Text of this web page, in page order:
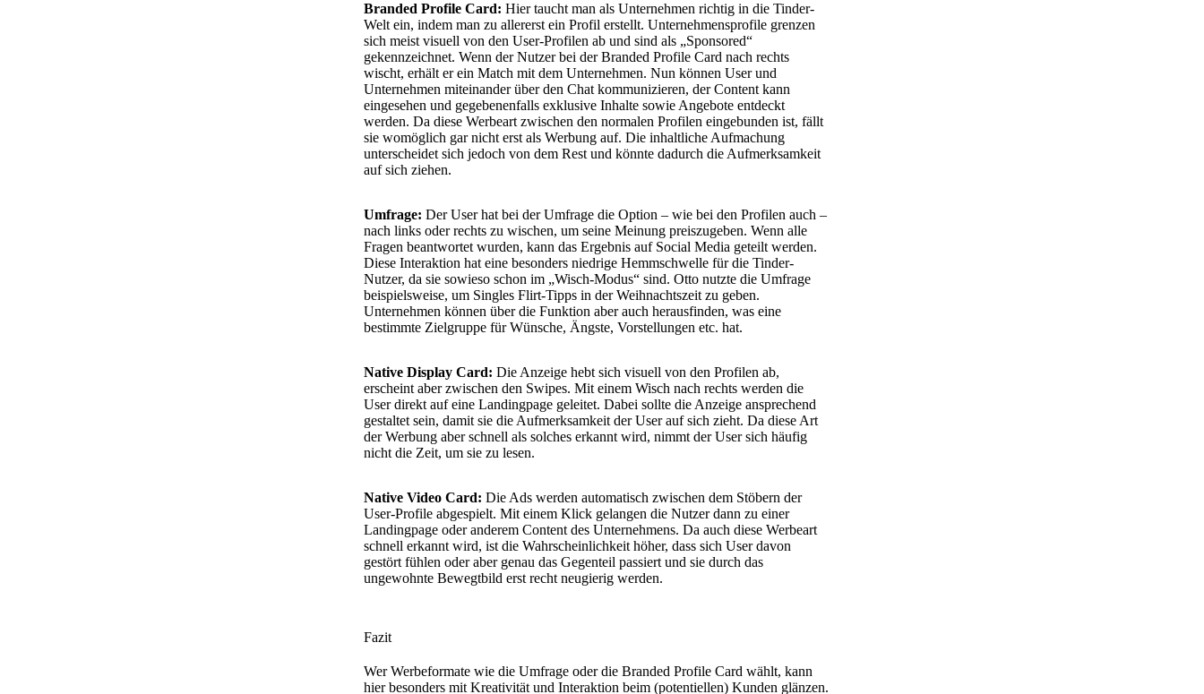
Branded Profile Card: Hier taucht man als Unternehmen richtig in die Tinder-
Welt ein, indem man zu allererst ein Profil erstellt. Unternehmensprofile grenzen
sich meist visuell von den User-Profilen ab und sind als „Sponsored“
gekennzeichnet. Wenn der Nutzer bei der Branded Profile Card nach rechts
wischt, erhält er ein Match mit dem Unternehmen. Nun können User und
Unternehmen miteinander über den Chat kommunizieren, der Content kann
eingesehen und gegebenenfalls exklusive Inhalte sowie Angebote entdeckt
werden. Da diese Werbeart zwischen den normalen Profilen eingebunden ist, fällt
sie womöglich gar nicht erst als Werbung auf. Die inhaltliche Aufmachung
unterscheidet sich jedoch von dem Rest und könnte dadurch die Aufmerksamkeit
auf sich ziehen.
Umfrage: Der User hat bei der Umfrage die Option – wie bei den Profilen auch –
nach links oder rechts zu wischen, um seine Meinung preiszugeben. Wenn alle
Fragen beantwortet wurden, kann das Ergebnis auf Social Media geteilt werden.
Diese Interaktion hat eine besonders niedrige Hemmschwelle für die Tinder-
Nutzer, da sie sowieso schon im „Wisch-Modus“ sind. Otto nutzte die Umfrage
beispielsweise, um Singles Flirt-Tipps in der Weihnachtszeit zu geben.
Unternehmen können über die Funktion aber auch herausfinden, was eine
bestimmte Zielgruppe für Wünsche, Ängste, Vorstellungen etc. hat.
Native Display Card: Die Anzeige hebt sich visuell von den Profilen ab,
erscheint aber zwischen den Swipes. Mit einem Wisch nach rechts werden die
User direkt auf eine Landingpage geleitet. Dabei sollte die Anzeige ansprechend
gestaltet sein, damit sie die Aufmerksamkeit der User auf sich zieht. Da diese Art
der Werbung aber schnell als solches erkannt wird, nimmt der User sich häufig
nicht die Zeit, um sie zu lesen.
Native Video Card: Die Ads werden automatisch zwischen dem Stöbern der
User-Profile abgespielt. Mit einem Klick gelangen die Nutzer dann zu einer
Landingpage oder anderem Content des Unternehmens. Da auch diese Werbeart
schnell erkannt wird, ist die Wahrscheinlichkeit höher, dass sich User davon
gestört fühlen oder aber genau das Gegenteil passiert und sie durch das
ungewohnte Bewegtbild erst recht neugierig werden.
Fazit
Wer Werbeformate wie die Umfrage oder die Branded Profile Card wählt, kann
hier besonders mit Kreativität und Interaktion beim (potentiellen) Kunden glänzen.